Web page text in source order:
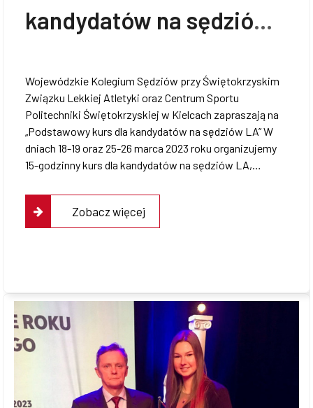
kandydatów na sędziów
Wojewódzkie Kolegium Sędziów przy Świętokrzyskim
Związku Lekkiej Atletyki oraz Centrum Sportu
Politechniki Świętokrzyskiej w Kielcach zapraszają na
„Podstawowy kurs dla kandydatów na sędziów LA” W
dniach 18-19 oraz 25-26 marca 2023 roku organizujemy
15-godzinny kurs dla kandydatów na sędziów LA,…
Zobacz więcej